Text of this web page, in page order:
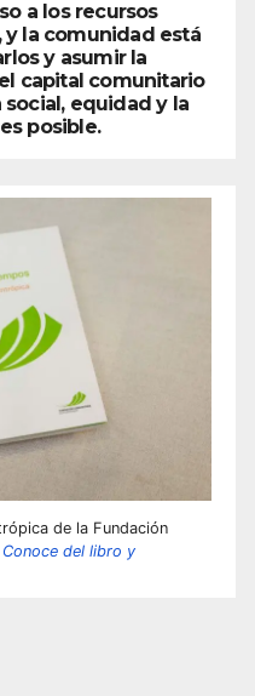
a los recursos
y la comunidad está
y asumir la
capital comunitario
social, equidad y la
posible.
de la Fundación
Conoce del libro y